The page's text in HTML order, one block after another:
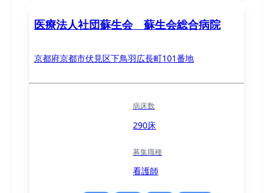
医療法人社団蘇生会 蘇生会総合病院
京都府京都市伏見区下鳥羽広長町101番地
病床数
290床
募集職種
看護師